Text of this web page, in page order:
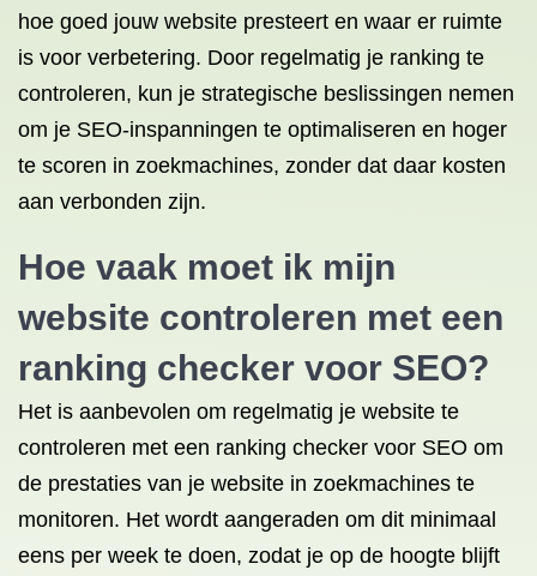
hoe goed jouw website presteert en waar er ruimte
is voor verbetering. Door regelmatig je ranking te
controleren, kun je strategische beslissingen nemen
om je SEO-inspanningen te optimaliseren en hoger
te scoren in zoekmachines, zonder dat daar kosten
aan verbonden zijn.
Hoe vaak moet ik mijn
website controleren met een
ranking checker voor SEO?
Het is aanbevolen om regelmatig je website te
controleren met een ranking checker voor SEO om
de prestaties van je website in zoekmachines te
monitoren. Het wordt aangeraden om dit minimaal
eens per week te doen, zodat je op de hoogte blijft